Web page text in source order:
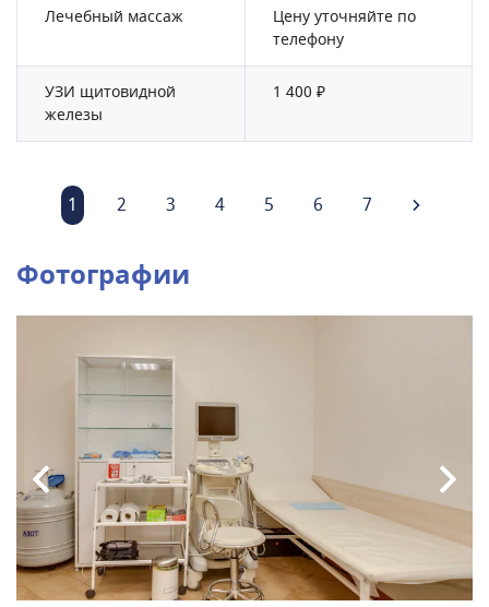
Лечебный массаж
Цену уточняйте по
телефону
УЗИ щитовидной
железы
1 400 ₽
1 2 3 4 5 6 7
Фотографии